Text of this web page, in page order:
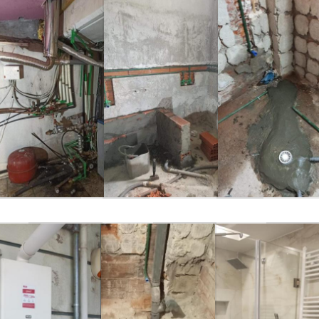
Το εξειδικευμένο προσωπικό μας
αποτελείται από έμπειρους
θερμοϋδραυλικούς που μπορούν να σας
εξυπηρετήσουν άμεσα από οπου μας
ζητηθεί στην Ευκαρπία, Εύοσμο,
Καλαμαριά Τούμπα, Νεάπολη, Τριανδρία,
Αμπελόκηποι, στο Κέντρο της
Θεσσαλονίκης σε ολη την Ανατολική και
Δυτική Θεσσαλονίκη στην Χαλκιδική,
Βέροια αλλά και πανελλαδικά μόνο για
σοβαρές προτάσεις
Εξυπηρετούμε ιδιώτες και
επαγγελματικούς χώρους (κατοικίες
διαμερίσματα, πολυκατοικίες,
καταστήματα, ξενοδοχεία και κάθε
επαγγελματικό χώρο), πάντα σεβόμενοι
τον προκαθορισμένο χρόνο, παράδοσης
του εργου.
ΟΙ ΥΠΗΡΕΣΙΕΣ ΜΑΣ:
Υδραυλικές και θερμοϋδραυλικές